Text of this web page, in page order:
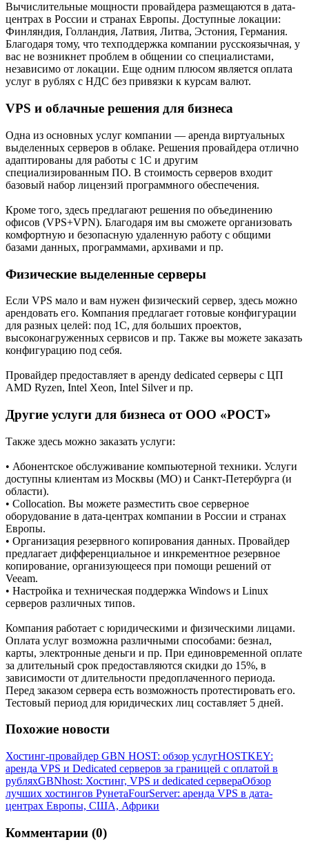
Вычислительные мощности провайдера размещаются в дата-
центрах в России и странах Европы. Доступные локации:
Финляндия, Голландия, Латвия, Литва, Эстония, Германия.
Благодаря тому, что техподдержка компании русскоязычная, у
вас не возникнет проблем в общении со специалистами,
независимо от локации. Еще одним плюсом является оплата
услуг в рублях с НДС без привязки к курсам валют.
VPS и облачные решения для бизнеса
Одна из основных услуг компании — аренда виртуальных
выделенных серверов в облаке. Решения провайдера отлично
адаптированы для работы с 1С и другим
специализированным ПО. В стоимость серверов входит
базовый набор лицензий программного обеспечения.
Кроме того, здесь предлагают решения по объединению
офисов (VPS+VPN). Благодаря им вы сможете организовать
комфортную и безопасную удаленную работу с общими
базами данных, программами, архивами и пр.
Физические выделенные серверы
Если VPS мало и вам нужен физический сервер, здесь можно
арендовать его. Компания предлагает готовые конфигурации
для разных целей: под 1С, для больших проектов,
высоконагруженных сервисов и пр. Также вы можете заказать
конфигурацию под себя.
Провайдер предоставляет в аренду dedicated серверы с ЦП
AMD Ryzen, Intel Xeon, Intel Silver и пр.
Другие услуги для бизнеса от ООО «РОСТ»
Также здесь можно заказать услуги:
• Абонентское обслуживание компьютерной техники. Услуги
доступны клиентам из Москвы (МО) и Санкт-Петербурга (и
области).
• Collocation. Вы можете разместить свое серверное
оборудование в дата-центрах компании в России и странах
Европы.
• Организация резервного копирования данных. Провайдер
предлагает дифференциальное и инкрементное резервное
копирование, организующееся при помощи решений от
Veeam.
• Настройка и техническая поддержка Windows и Linux
серверов различных типов.
Компания работает с юридическими и физическими лицами.
Оплата услуг возможна различными способами: безнал,
карты, электронные деньги и пр. При единовременной оплате
за длительный срок предоставляются скидки до 15%, в
зависимости от длительности предоплаченного периода.
Перед заказом сервера есть возможность протестировать его.
Тестовый период для юридических лиц составляет 5 дней.
Похожие новости
Хостинг-провайдер GBN HOST: обзор услугHOSTKEY:
аренда VPS и Dedicated серверов за границей с оплатой в
рубляхGBNhost: Хостинг, VPS и dedicated сервераОбзор
лучших хостингов РунетаFourServer: аренда VPS в дата-
центрах Европы, США, Африки
Комментарии (0)